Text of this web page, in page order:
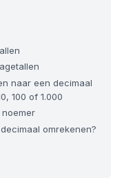
naar een decimaal
100 of 1.000
omrekenen?